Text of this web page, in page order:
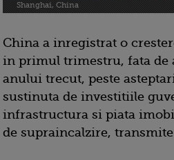
Shanghai, China
China a inregistrat o
in primul trimestru, fata de
anului trecut, peste
sustinuta de investitiile
infrastructura si piata
de supraincalzire,